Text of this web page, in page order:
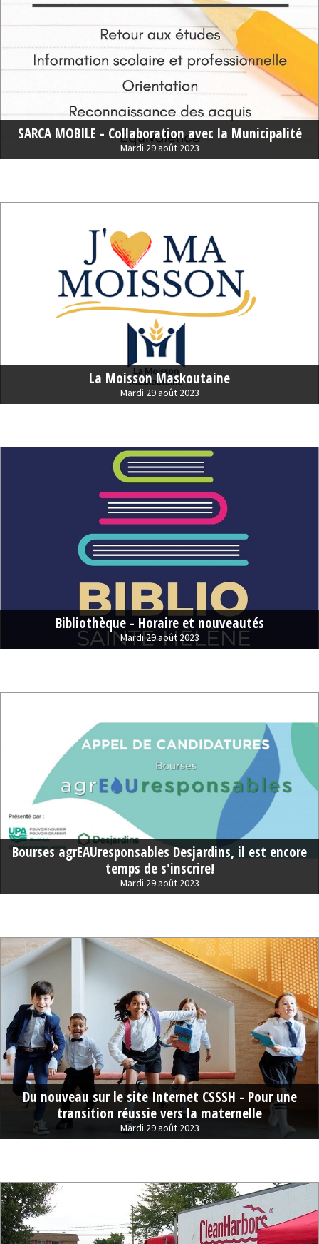
SARCA MOBILE - Collaboration avec la Municipalité
Mardi 29 août 2023
La Moisson Maskoutaine
Mardi 29 août 2023
Bibliothèque - Horaire et nouveautés
Mardi 29 août 2023
Bourses agrEAUresponsables Desjardins, il est encore
temps de s'inscrire!
Mardi 29 août 2023
Du nouveau sur le site Internet CSSSH - Pour une
transition réussie vers la maternelle
Mardi 29 août 2023